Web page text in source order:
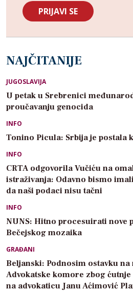
NAJČITANIJE
JUGOSLAVIJA
U petak u Srebrenici
proučavanju genocida
INFO
Tonino Picula: Srbija je postala
INFO
CRTA odgovorila Vučiću na
istraživanja: Odavno bismo
da naši podaci nisu tačni
INFO
NUNS: Hitno procesuirati nove
Bečejskog mozaika
GRAĐANI
Beljanski: Podnosim ostavku na
Advokatske komore zbog
na advokaticu Janu Aćimović